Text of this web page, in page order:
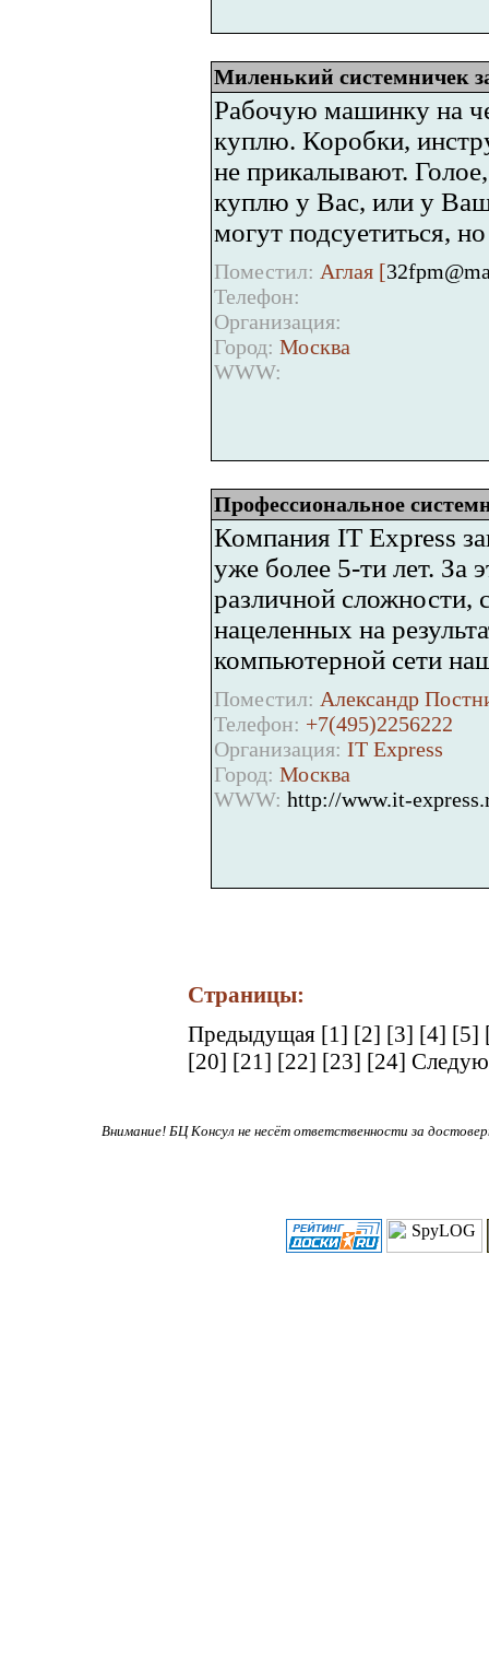
Миленький системничек
Рабочую машинку на
куплю. Коробки,
не прикалывают.
куплю у Вас, или у
могут подсуетиться,
Поместил: Аглая [
Телефон:
Организация:
Город: Москва
WWW:
Профессиональное
Компания IT Express
уже более 5-ти лет. За
различной сложности,
нацеленных на
компьютерной сети
Поместил: Александр
Телефон: +7(495)2256222
Организация: IT Express
Город: Москва
WWW: http://www.it-
Страницы:
Предыдущая [1] [2] [3] [4] [5]
[20] [21] [22] [23] [24]
Внимание! БЦ Консул не несёт ответственности за